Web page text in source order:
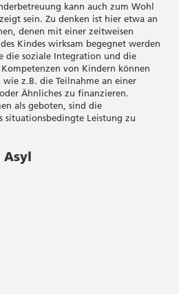
kann auch zum Wohl
sein. Zu denken ist hier etwa an
denen mit einer zeitweisen
Kindes wirksam begegnet werden
die soziale Integration und die
von Kindern können
wie z.B. die Teilnahme an einer
Ähnliches zu finanzieren.
als geboten, sind die
situationsbedingte Leistung zu
Asyl